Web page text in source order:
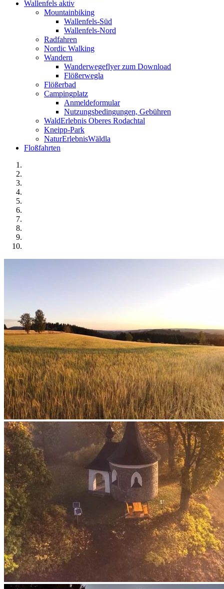
Wallenfels aktiv
Mountainbiking
Wallenfels-Süd
Wallenfels-Nord
Radfahren
Nordic Walking
Wandern
Wanderwegeflyer zum Download
Flößerwegla
Flößerbad
Campingplatz
Anmeldeformular
Nutzungsbedingungen, Gebühren
WaldErlebnis Oberes Rodachtal
Kneipp-Park
NaturErlebnisWäldla
Floßfahrten